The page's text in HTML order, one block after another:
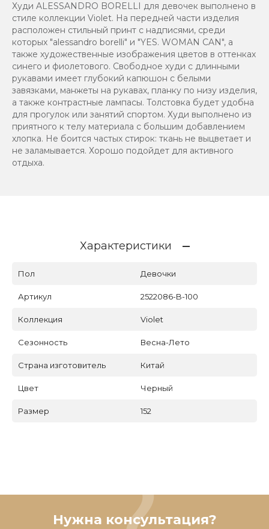
Худи ALESSANDRO BORELLI для девочек выполнено в
стиле коллекции Violet. На передней части изделия
расположен стильный принт с надписями, среди
которых "alessandro borelli" и "YES. WOMAN CAN", а
также художественные изображения цветов в оттенках
синего и фиолетового. Свободное худи с длинными
рукавами имеет глубокий капюшон с белыми
завязками, манжеты на рукавах, планку по низу изделия,
а также контрастные лампасы. Толстовка будет удобна
для прогулок или занятий спортом. Худи выполнено из
приятного к телу материала с большим добавлением
хлопка. Не боится частых стирок: ткань не выцветает и
не заламывается. Хорошо подойдет для активного
отдыха.
Характеристики
Пол Девочки
Артикул 2522086-B-100
Коллекция Violet
Сезонность Весна-Лето
Страна изготовитель Китай
Цвет Черный
Размер 152
Нужна консультация?